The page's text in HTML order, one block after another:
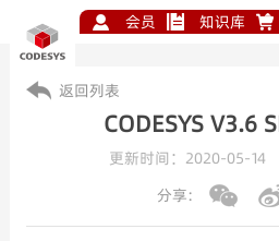
会员 知识库
返回列表
CODESYS V3.6
更新时间：2020-05-14
分享: